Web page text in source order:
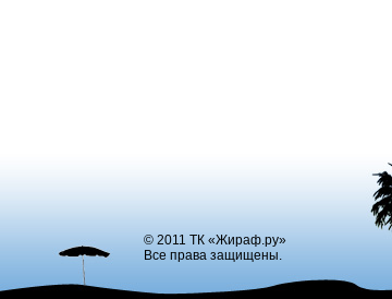
© 2011 ТК «Жираф.ру»
Все права защищены.